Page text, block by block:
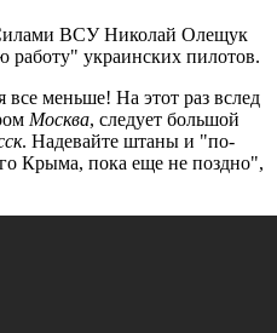
ВСУ Николай Олещук
работу" украинских пилотов.
меньше! На этот раз вслед
Москва, следует большой
. Надевайте штаны и "по-
Крыма, пока еще не поздно",